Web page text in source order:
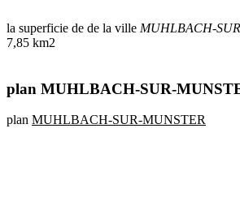
la superficie de de la ville MUHLBACH-
7,85 km2
plan MUHLBACH-SUR-
plan MUHLBACH-SUR-MUNSTER